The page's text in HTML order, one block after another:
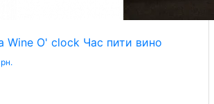
Wine O' clock Час пити вино